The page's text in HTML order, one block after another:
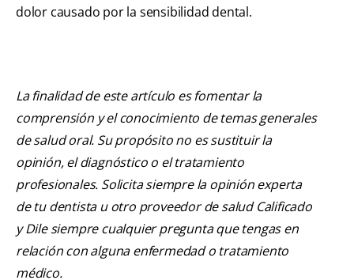
dolor causado por la sensibilidad dental.
La finalidad de este artículo es fomentar la
comprensión y el conocimiento de temas generales
de salud oral. Su propósito no es sustituir la
opinión, el diagnóstico o el tratamiento
profesionales. Solicita siempre la opinión experta
de tu dentista u otro proveedor de salud Calificado
y Dile siempre cualquier pregunta que tengas en
relación con alguna enfermedad o tratamiento
médico.